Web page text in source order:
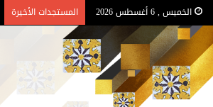
الخميس , 6 أغسطس 2026 المستجدات الأخيرة